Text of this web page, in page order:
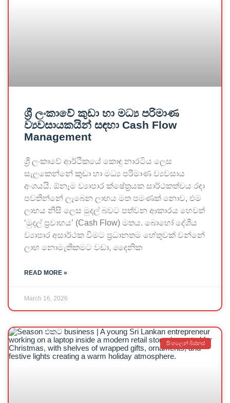
ශ්‍රී ලංකාවේ කුඩා හා මධ්‍ය පරිමාණ
ව්‍යවසායකයින් සඳහා Cash Flow
Management
ශ්‍රී ලංකාවේ ආර්ථිකයේ කොඳු නාරටිය ලෙස
සැලකෙන්නේ කුඩා හා මධ්‍ය පරිමාණ ව්‍යවසාය
අංශයයි. ඕනෑම ව්‍යාපාර ක්ෂේත්‍රයක සාර්ථකත්වය රඳා
පවතින්නේ ලැබෙන ලාභය මත පමණක් නොව, එම
ලාභය නිසි ලෙස මුදල් බවට පත්වන ආකාරය හෙවත්
‘මුදල් ප්‍රවාහය’ (Cash Flow) මතය. බොහෝ දේශීය
ව්‍යාපාර අසාර්ථක වීමට ප්‍රධානතම හේතුවක් වන්නේ
ලාභ නොමැතිකමට වඩා, දෛනික
READ MORE »
March 16, 2026
සිංහලෙන් බිස්නස්